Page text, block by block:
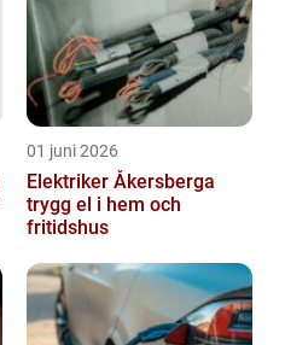
01 juni 2026
Elektriker Åkersberga
trygg el i hem och
fritidshus